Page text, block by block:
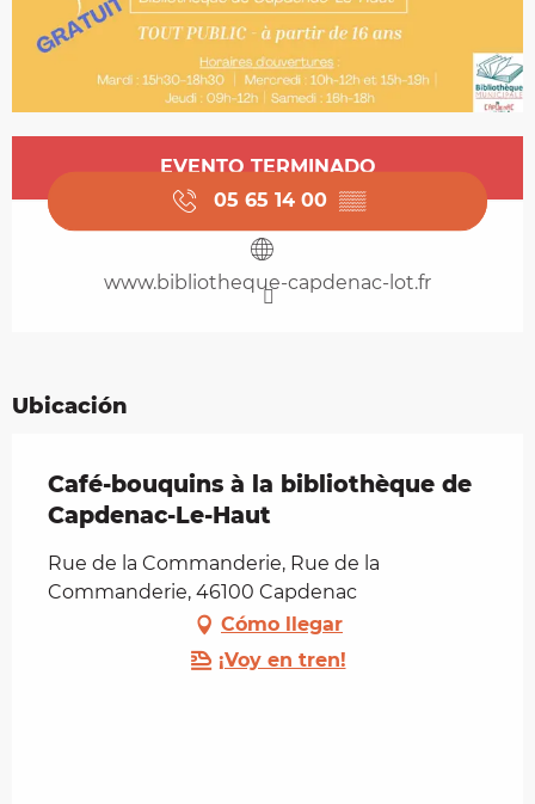
Horarios y datos de contacto
EVENTO TERMINADO
05 65 14 00 ▒▒
www.bibliotheque-capdenac-lot.fr
Ubicación
Café-bouquins à la bibliothèque de
Capdenac-Le-Haut
Rue de la Commanderie, Rue de la
Commanderie, 46100 Capdenac
Cómo llegar
¡Voy en tren!